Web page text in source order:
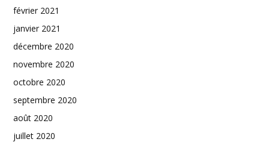
février 2021
janvier 2021
décembre 2020
novembre 2020
octobre 2020
septembre 2020
août 2020
juillet 2020